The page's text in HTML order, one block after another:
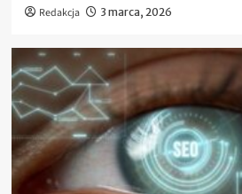
Redakcja 3 marca, 2026